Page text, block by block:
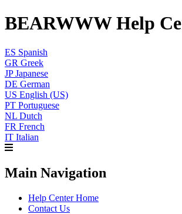
BEARWWW Help
ES Spanish
GR Greek
JP Japanese
DE German
US English (US)
PT Portuguese
NL Dutch
FR French
IT Italian
Main Navigation
Help Center Home
Contact Us